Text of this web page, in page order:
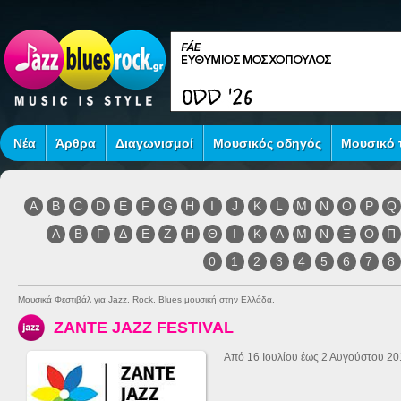
Νέα Άρθρα Διαγωνισμοί Μουσικός οδηγός Μουσικό
A B C D E F G H I J K L M N O P
Q
Α
Β Γ Δ Ε Ζ Η Θ Ι Κ Λ Μ Ν Ξ Ο
Π
0
1 2 3 4 5 6 7 8
Μουσικά Φεστιβάλ για Jazz, Rock, Blues μουσική στην Ελλάδα.
ZANTE JAZZ FESTIVAL
Από 16 Ιουλίου έως 2 Αυγούστου